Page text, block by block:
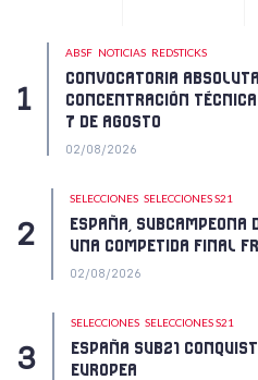
ABSF NOTICIAS REDSTICKS
CONVOCATORIA
CONCENTRACIÓN
7 DE AGOSTO
02/08/2026
SELECCIONES SELECCIONES S21
ESPAÑA, SUBCAMPEONA
UNA COMPETIDA FINAL
02/08/2026
SELECCIONES SELECCIONES S21
ESPAÑA SUB21
EUROPEA